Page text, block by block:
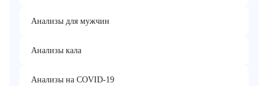
Анализы для мужчин
Анализы кала
Анализы на COVID-19